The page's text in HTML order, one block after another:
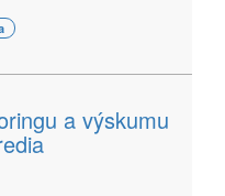
a výskumu